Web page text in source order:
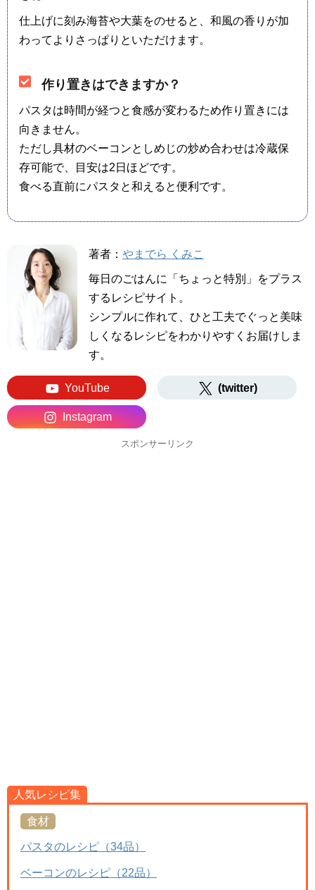
仕上げに刻み海苔や大葉をのせると、和風の香りが加
わってよりさっぱりといただけます。
作り置きはできますか？
パスタは時間が経つと食感が変わるため作り置きには
向きません。
ただし具材のベーコンとしめじの炒め合わせは冷蔵保
存可能で、目安は2日ほどです。
食べる直前にパスタと和えると便利です。
著者： やまでら くみこ
毎日のごはんに「ちょっと特別」をプラス
するレシピサイト。
シンプルに作れて、ひと工夫でぐっと美味
しくなるレシピをわかりやすくお届けしま
す。
YouTube (twitter)
Instagram
スポンサーリンク
人気レシピ集
食材
パスタのレシピ（34品）
ベーコンのレシピ（22品）